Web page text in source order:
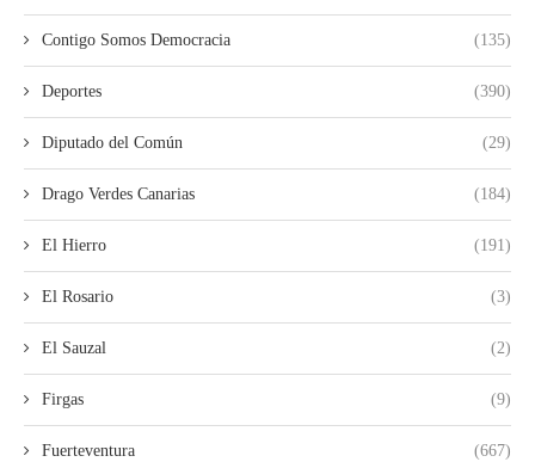
Contigo Somos Democracia (135)
Deportes (390)
Diputado del Común (29)
Drago Verdes Canarias (184)
El Hierro (191)
El Rosario (3)
El Sauzal (2)
Firgas (9)
Fuerteventura (667)